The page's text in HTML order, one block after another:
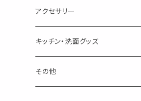
スクリュー容器
チューブ
スライドケース
サシェ・香り袋
アロマオイルウォーマー
アロマストーン
音楽・楽器
ポストカード・メッセージカード
フック・マグネット・画鋲
ステッカー・マスキングテープ・付箋
キャンドル・お香
ウォールアイテム
フック・マグネット・画鋲
収納・小物トレー
アクセサリー
ブローチ・ピンバッチ
ピアス
キッチン・洗面グッズ
カトラリー
その他